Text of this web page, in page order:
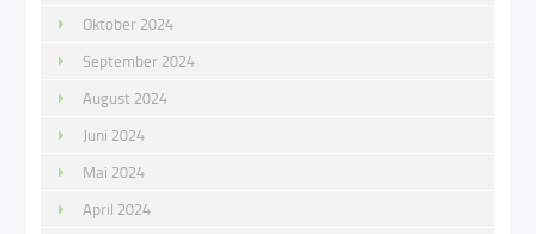
Oktober 2024
September 2024
August 2024
Juni 2024
Mai 2024
April 2024